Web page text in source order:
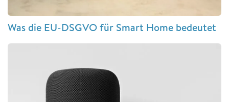
Was die EU-DSGVO für Smart Home bedeutet